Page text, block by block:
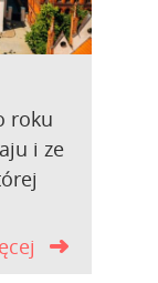
roku
i ze